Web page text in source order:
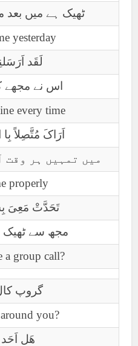
ٹھیک ہے میں بعد
yesterday
لَقَد
اس نے مجھے
every time
اَرَاکَ مُتَّصِلاً بِا
میں تمہیں ہر وقت
properly
تَحَدَّتْ مَعِیَ
مجھ سے ٹھیک
a group call?
گروپ
you?
ھَل